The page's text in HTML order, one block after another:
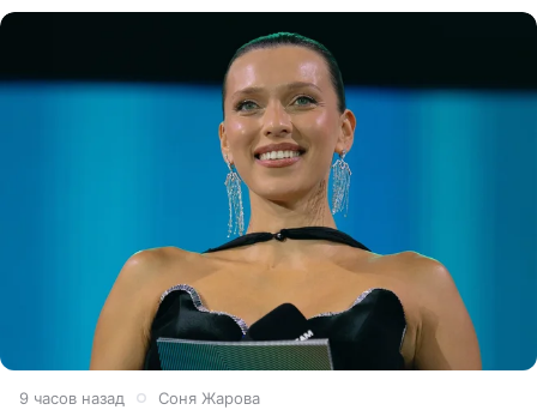
9 часов назад Соня Жарова